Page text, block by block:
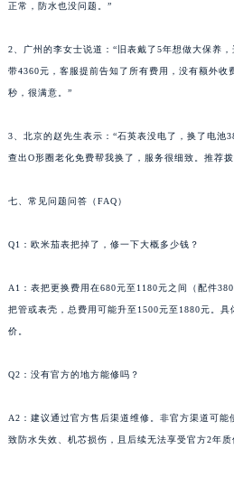
正常，防水也没问题。”
2、广州的李女士说道：“旧表戴了5年想做大保养
带4360元，客服提前告知了所有费用，没有额外收
秒，很满意。”
3、北京的赵先生表示：“石英表没电了，换了电池
查出O形圈老化免费帮我换了，服务很细致。推荐
七、常见问题问答（FAQ）
Q1：欧米茄表把掉了，修一下大概多少钱？
A1：表把更换费用在680元至1180元之间（配件
把管或表壳，总费用可能升至1500元至1880元。
价。
Q2：没有官方的地方能修吗？
A2：建议通过官方售后渠道维修。非官方渠道可能
致防水失效、机芯损伤，且后续无法享受官方2年质